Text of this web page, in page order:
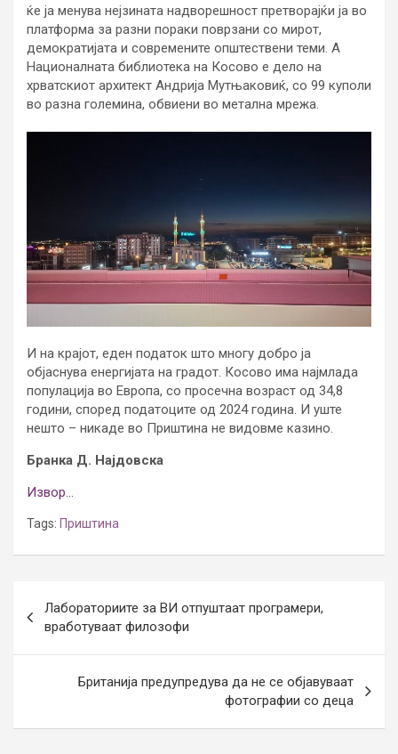
ќе ја менува нејзината надворешност претворајќи ја во
платформа за разни пораки поврзани со мирот,
демократијата и современите општествени теми. А
Националната библиотека на Косово е дело на
хрватскиот архитект Андрија Мутњаковиќ, со 99 куполи
во разна големина, обвиени во метална мрежа.
И на крајот, еден податок што многу добро ја
објаснува енергијата на градот. Косово има најмлада
популација во Европа, со просечна возраст од 34,8
години, според податоците од 2024 година. И уште
нешто – никаде во Приштина не видовме казино.
Бранка Д. Најдовска
Извор…
Tags: Приштина
navigation
Лабораториите за ВИ отпуштаат програмери,
вработуваат филозофи
Британија предупредува да не се објавуваат
фотографии со деца